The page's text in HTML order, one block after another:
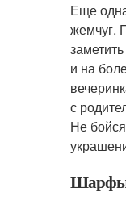
Еще
жемчуг.
и на
с
Не
Шарфы